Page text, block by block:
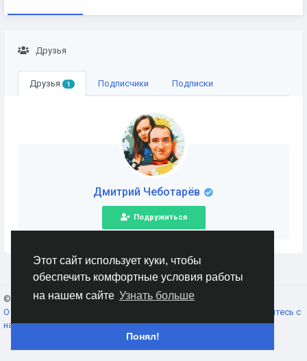
Этот сайт использует куки, чтобы
обеспечить комфортные условия работы
на нашем сайте Узнать больше
Понял!
Друзья
Друзья 1 Подписчики Подписки
Дмитрий Чеботарёв
Подружиться
© 2026 AnimeSocial.SU - Первая аниме сеть!
О нас
Свяжитесь с
нами
Каталог